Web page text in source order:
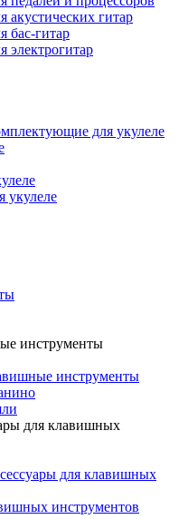
акустических гитар
бас-гитар
электрогитар
для укулеле
укулеле
инструменты
инструменты
для клавишных
для клавишных
инструментов